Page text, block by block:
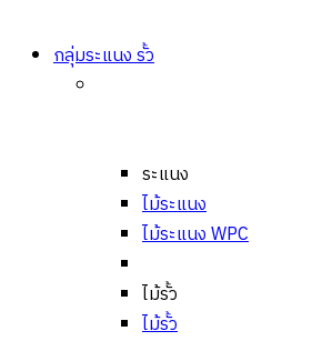
กลุ่มระแนง รั้ว
ระแนง
ไม้ระแนง
ไม้ระแนง WPC
ไม้รั้ว
ไม้รั้ว